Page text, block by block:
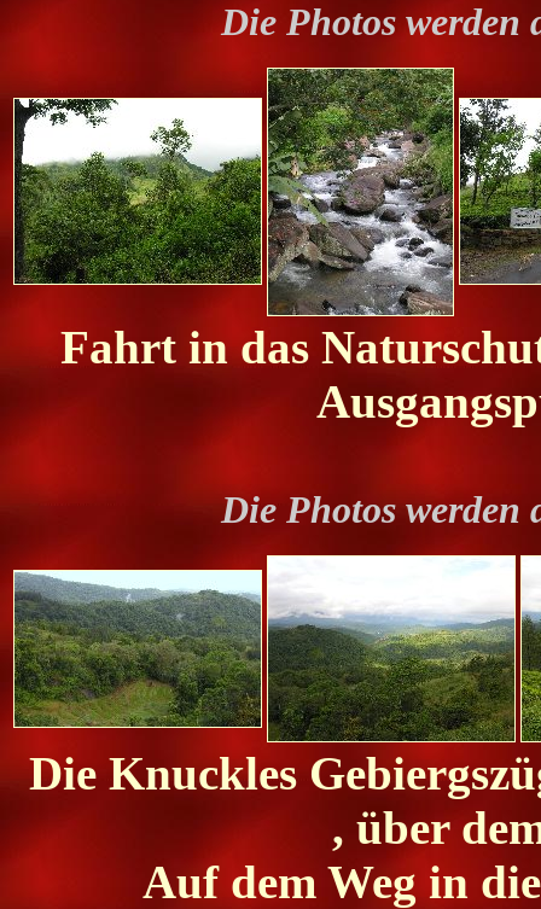
Die Photos
Fahrt in das
Die Photos
Die Knuckles
, über
Auf dem Weg in